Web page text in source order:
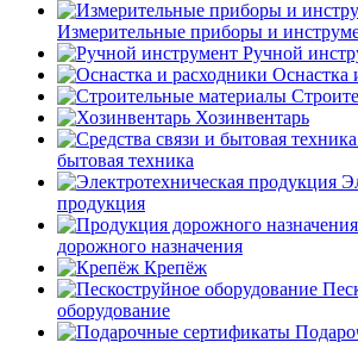
Измерительные приборы и
Ручной
Оснастка
Хозинвентарь
бытовая техника
продукция
дорожного назначения
Крепёж
оборудование